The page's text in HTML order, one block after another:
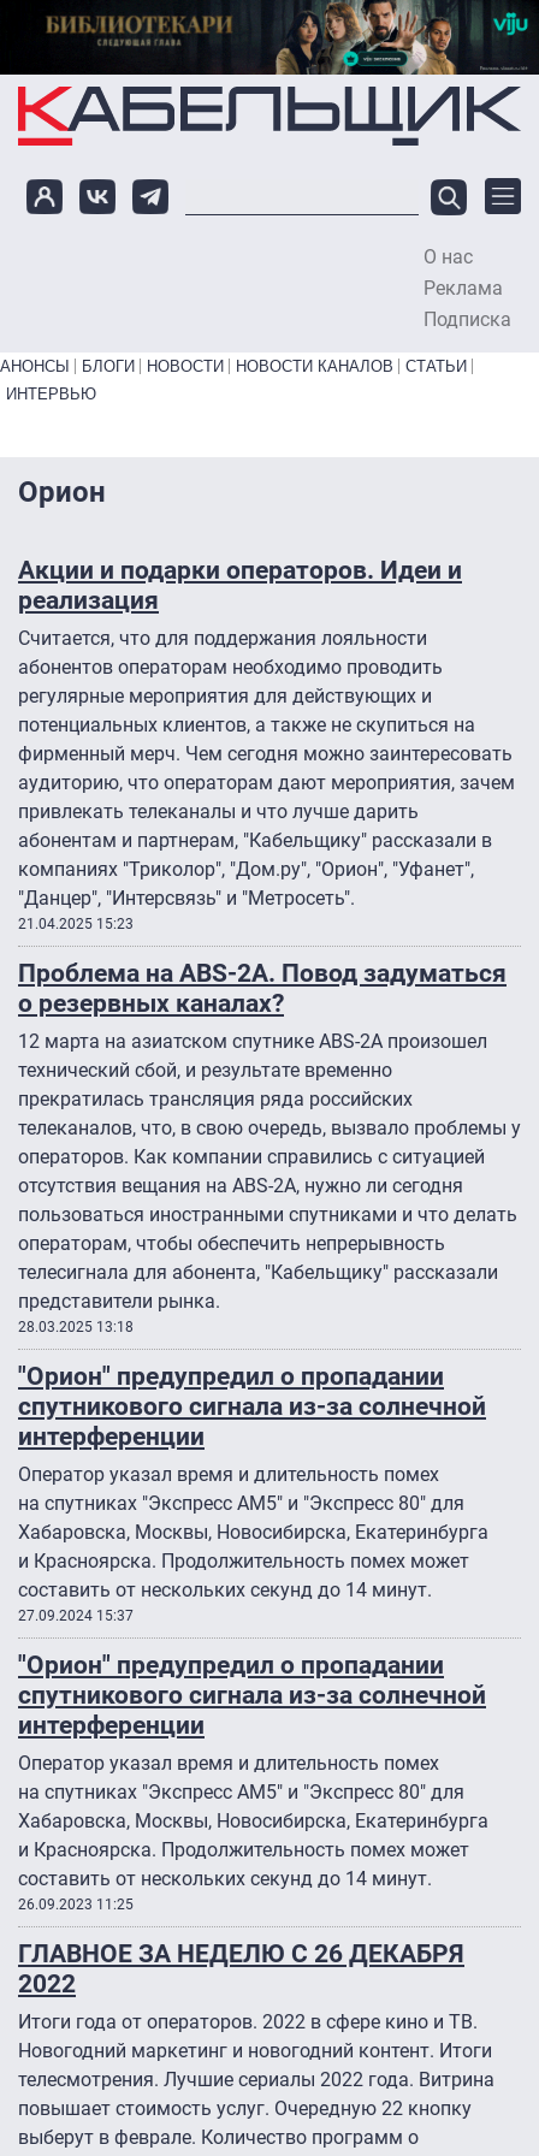
Перейти к основному содержанию
О нас
Реклама
Подписка
Primary links bottom
АНОНСЫ БЛОГИ НОВОСТИ НОВОСТИ КАНАЛОВ
СТАТЬИ
ИНТЕРВЬЮ
Орион
Акции и подарки операторов. Идеи и
реализация
Считается, что для поддержания лояльности
абонентов операторам необходимо проводить
регулярные мероприятия для действующих и
потенциальных клиентов, а также не скупиться на
фирменный мерч. Чем сегодня можно заинтересовать
аудиторию, что операторам дают мероприятия, зачем
привлекать телеканалы и что лучше дарить
абонентам и партнерам, "Кабельщику" рассказали в
компаниях "Триколор", "Дом.ру", "Орион", "Уфанет",
"Данцер", "Интерсвязь" и "Метросеть".
21.04.2025 15:23
Проблема на ABS-2А. Повод задуматься
о резервных каналах?
12 марта на азиатском спутнике ABS-2А произошел
технический сбой, ​​и результате временно
прекратилась трансляция ряда российских
телеканалов, что, в свою очередь, вызвало проблемы у
операторов. Как компании справились с ситуацией
отсутствия вещания на ABS-2А, нужно ли сегодня
пользоваться иностранными спутниками и что делать
операторам, чтобы обеспечить непрерывность
телесигнала для абонента, "Кабельщику" рассказали
представители рынка.
28.03.2025 13:18
"Орион" предупредил о пропадании
спутникового сигнала из-за солнечной
интерференции
Оператор указал время и длительность помех
на спутниках "Экспресс АМ5″ и "Экспресс 80″ для
Хабаровска, Москвы, Новосибирска, Екатеринбурга
и Красноярска. Продолжительность помех может
составить от нескольких секунд до 14 минут.
27.09.2024 15:37
"Орион" предупредил о пропадании
спутникового сигнала из-за солнечной
интерференции
Оператор указал время и длительность помех
на спутниках "Экспресс АМ5″ и "Экспресс 80″ для
Хабаровска, Москвы, Новосибирска, Екатеринбурга
и Красноярска. Продолжительность помех может
составить от нескольких секунд до 14 минут.
26.09.2023 11:25
ГЛАВНОЕ ЗА НЕДЕЛЮ С 26 ДЕКАБРЯ
2022
Итоги года от операторов. 2022 в сфере кино и ТВ.
Новогодний маркетинг и новогодний контент. Итоги
телесмотрения. Лучшие сериалы 2022 года. Витрина
повышает стоимость услуг. Очередную 22 кнопку
выберут в феврале. Количество программ о